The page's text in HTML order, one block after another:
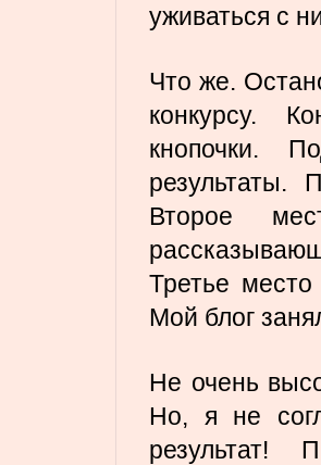
уживаться с
Что же.
конкурсу.
кнопочки.
результаты.
Второе
Третье место
Мой блог
Не очень
Но, я не
результат!